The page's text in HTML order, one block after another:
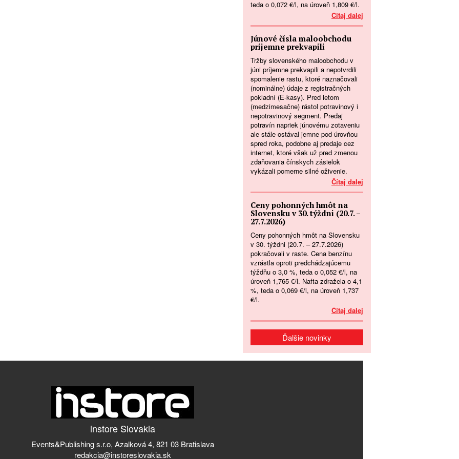
teda o 0,072 €/l, na úroveň 1,809 €/l.
Čítaj dalej
Júnové čísla maloobchodu
príjemne prekvapili
Tržby slovenského maloobchodu v
júni príjemne prekvapili a nepotvrdili
spomalenie rastu, ktoré naznačovali
(nominálne) údaje z registračných
pokladní (E-kasy). Pred letom
(medzimesačne) rástol potravinový i
nepotravinový segment. Predaj
potravín napriek júnovému zotaveniu
ale stále ostával jemne pod úrovňou
spred roka, podobne aj predaje cez
internet, ktoré však už pred zmenou
zdaňovania čínskych zásielok
vykázali pomerne silné oživenie.
Čítaj dalej
Ceny pohonných hmôt na
Slovensku v 30. týždni (20.7. –
27.7.2026)
Ceny pohonných hmôt na Slovensku
v 30. týždni (20.7. – 27.7.2026)
pokračovali v raste. Cena benzínu
vzrástla oproti predchádzajúcemu
týždňu o 3,0 %, teda o 0,052 €/l, na
úroveň 1,765 €/l. Nafta zdražela o 4,1
%, teda o 0,069 €/l, na úroveň 1,737
€/l.
Čítaj dalej
Ďalšie novinky
instore Slovakia
Events&Publishing s.r.o, Azalková 4, 821 03 Bratislava
redakcia@instoreslovakia.sk